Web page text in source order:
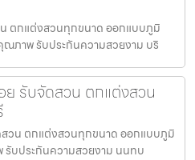
ตกแต่งสวนทุกขนาด ออกแบบภูมิ
ณภาพ รับประกันความสวยงาม บริ
ย รับจัดสวน ตกแต่งสวน
สวน ตกแต่งสวนทุกขนาด ออกแบบภูมิ
รับประกันความสวยงาม นนทบ